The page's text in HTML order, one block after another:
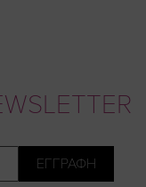
ΕΓΓΡΑΦΗ